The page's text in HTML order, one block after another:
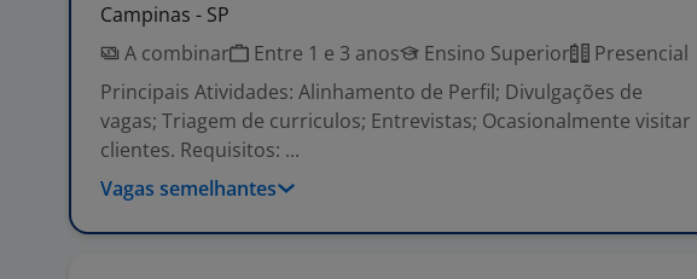
Campinas - SP
A combinar
Entre 1 e 3 anos Ensino Superior
Presencial
Principais Atividades: Alinhamento de Perfil; Divulgações de
vagas; Triagem de curriculos; Entrevistas; Ocasionalmente visitar
clientes. Requisitos: ...
Vagas semelhantes